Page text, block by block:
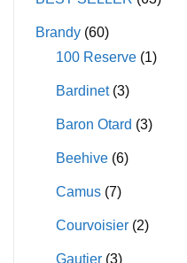
on
product
Brandy (60)
100 Reserve (1)
Bardinet (3)
Baron Otard (3)
Beehive (6)
Camus (7)
Courvoisier (2)
Gautier (3)